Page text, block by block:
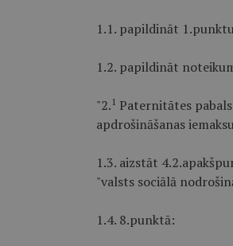
1.1. papildināt
1.2. papildināt
"2. 1 Paternitātes
apdrošināšanas
1.3. aizstāt
"valsts sociālā
1.4. 8.punktā: